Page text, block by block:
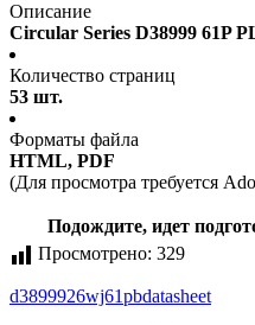
Описание
Circular Series D38999 61P
Количество страниц
53 шт.
Форматы файла
HTML, PDF
(Для просмотра требуется
Подождите, идет
Просмотрено: 329
d3899926wj61pbdatasheet